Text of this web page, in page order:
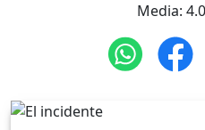
Media: 4.0